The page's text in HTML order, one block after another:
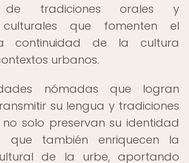
de tradiciones orales y
culturales que fomenten el
continuidad de la cultura
urbanos.
nómadas que logran
su lengua y tradiciones
solo preservan su identidad
que también enriquecen la
de la urbe, aportando